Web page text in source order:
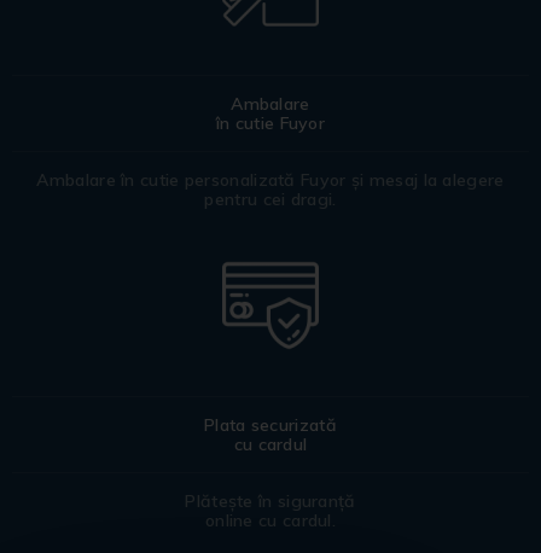
Ambalare
în cutie Fuyor
Ambalare în cutie personalizată Fuyor și mesaj la alegere
pentru cei dragi.
Plata securizată
cu cardul
Plătește în siguranță
online cu cardul.